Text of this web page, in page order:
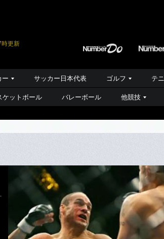
更新
ー サッカー日本代表 ゴルフ テ
ケットボール バレーボール 他競技